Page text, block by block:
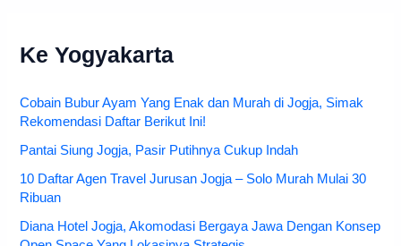
Ke Yogyakarta
Cobain Bubur Ayam Yang Enak dan Murah di Jogja, Simak
Rekomendasi Daftar Berikut Ini!
Pantai Siung Jogja, Pasir Putihnya Cukup Indah
10 Daftar Agen Travel Jurusan Jogja – Solo Murah Mulai 30
Ribuan
Diana Hotel Jogja, Akomodasi Bergaya Jawa Dengan Konsep